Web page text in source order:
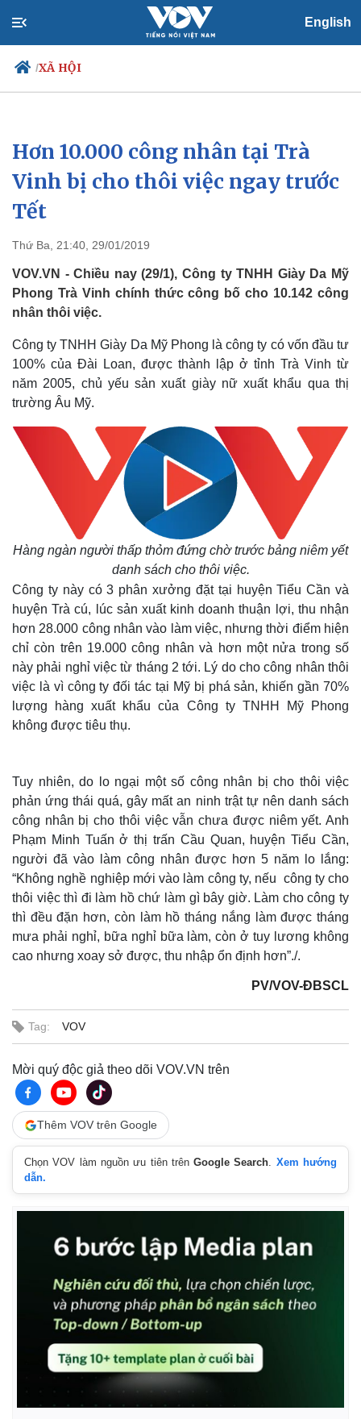
English
/XÃ HỘI
Chính trị
Đảng
Tổ chức nhân sự
Quốc hội
Xã hội
Tin 24h
Dự báo thời tiết
Thế giới
Quan sát
Cuộc sống đó đây
Multimedia
Video
E-Magazine
Infographic
Hơn 10.000 công nhân tại Trà
Vinh bị cho thôi việc ngay trước
Tết
Thứ Ba, 21:40, 29/01/2019
VOV.VN - Chiều nay (29/1), Công ty TNHH Giày Da Mỹ
Phong Trà Vinh chính thức công bố cho 10.142 công
nhân thôi việc.
Công ty TNHH Giày Da Mỹ Phong là công ty có vốn đầu tư
100% của Đài Loan, được thành lập ở tỉnh Trà Vinh từ
năm 2005, chủ yếu sản xuất giày nữ xuất khẩu qua thị
trường Âu Mỹ.
Hàng ngàn người thấp thỏm đứng chờ trước bảng niêm yết
danh sách cho thôi việc.
Công ty này có 3 phân xưởng đặt tại huyện Tiểu Cần và
huyện Trà cú, lúc sản xuất kinh doanh thuận lợi, thu nhận
hơn 28.000 công nhân vào làm việc, nhưng thời điểm hiện
chỉ còn trên 19.000 công nhân và hơn một nửa trong số
này phải nghỉ việc từ tháng 2 tới. Lý do cho công nhân thôi
việc là vì công ty đối tác tại Mỹ bị phá sản, khiến gần 70%
lượng hàng xuất khẩu của Công ty TNHH Mỹ Phong
không được tiêu thụ.
Tuy nhiên, do lo ngại một số công nhân bị cho thôi việc
phản ứng thái quá, gây mất an ninh trật tự nên danh sách
công nhân bị cho thôi việc vẫn chưa được niêm yết. Anh
Phạm Minh Tuấn ở thị trấn Cầu Quan, huyện Tiểu Cần,
người đã vào làm công nhân được hơn 5 năm lo lắng:
“Không nghề nghiệp mới vào làm công ty, nếu công ty cho
thôi việc thì đi làm hồ chứ làm gì bây giờ. Làm cho công ty
thì đều đặn hơn, còn làm hồ tháng nắng làm được tháng
mưa phải nghỉ, bữa nghỉ bữa làm, còn ở tuy lương không
cao nhưng xoay sở được, thu nhập ổn định hơn”./.
PV/VOV-ĐBSCL
Tag: VOV
Mời quý độc giả theo dõi VOV.VN trên
Thêm VOV trên Google
Chọn VOV làm nguồn ưu tiên trênGoogle Search. Xem hướng
dẫn.